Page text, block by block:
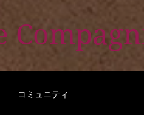
コミュニティ